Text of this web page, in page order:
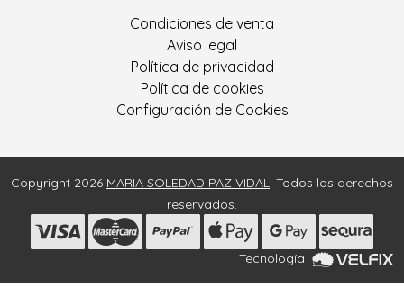
Condiciones de venta
Aviso legal
Política de privacidad
Política de cookies
Configuración de Cookies
Copyright 2026 MARIA SOLEDAD PAZ VIDAL. Todos los derechos
reservados.
Tecnología